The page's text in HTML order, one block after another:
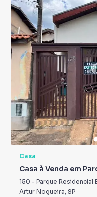
Casa
Casa à Venda em
150 - Parque Residencial
Artur Nogueira, SP